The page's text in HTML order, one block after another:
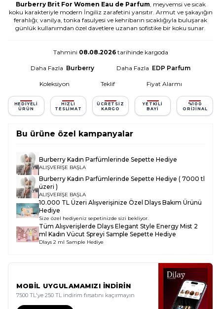
Burberry Brit For Women Eau de Parfum, meyvemsi ve sıcak
koku karakteriyle modern İngiliz zarafetini yansıtır. Armut ve şakayığın
ferahlığı; vanilya, tonka fasulyesi ve kehribarın sıcaklığıyla buluşarak
günlük kullanımdan özel davetlere uzanan sofistike bir koku sunar.
Tahmini 08.08.2026tarihinde kargoda
Daha Fazla Burberry Daha Fazla EDP Parfum
Koleksiyon Teklif Fiyat Alarmı
HEDIYELI
ÜRÜN
HIZLI
TESLIMAT
ÜCRETSIZ
KARGO
YETKILI
BAYI
%100
ORIJINAL
Bu ürüne özel kampanyalar
Burberry Kadın Parfümlerinde Sepette Hediye
ALIŞVERİŞE BAŞLA
Burberry Kadın Parfümlerinde Sepette Hediye ( 7000 tl
üzeri )
ALIŞVERİŞE BAŞLA
10.000 TL Üzeri Alışverişinize Özel Dlays Bakım Ürünü
Hediye
Size özel hediyeniz sepetinizde sizi bekliyor.
Tüm Alışverişlerde Dlays Elegant Style Energy Mist 2
ml Kadın Vücut Spreyi Sample Sepette Hediye
Dlays 2 ml Sample Hediye
MOBİL UYGULAMAMIZI İNDİRİN
7500 TL'ye 250 TL indirim fırsatını kaçırmayın